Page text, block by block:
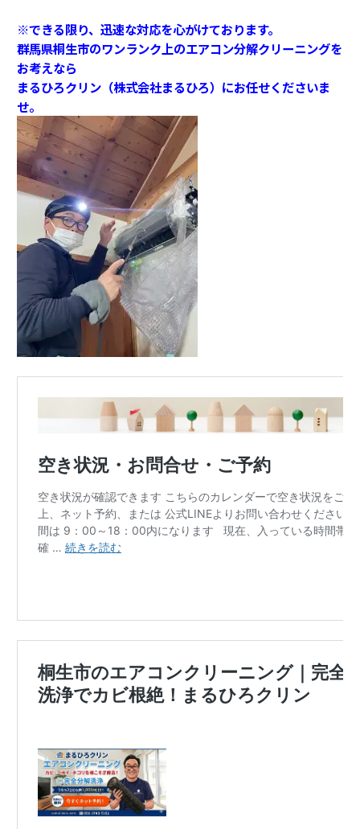
※できる限り、迅速な対応を心がけております。
群馬県桐生市のワンランク上のエアコン分解クリーニングを
お考えなら
まるひろクリン（株式会社まるひろ）にお任せくださいま
せ。